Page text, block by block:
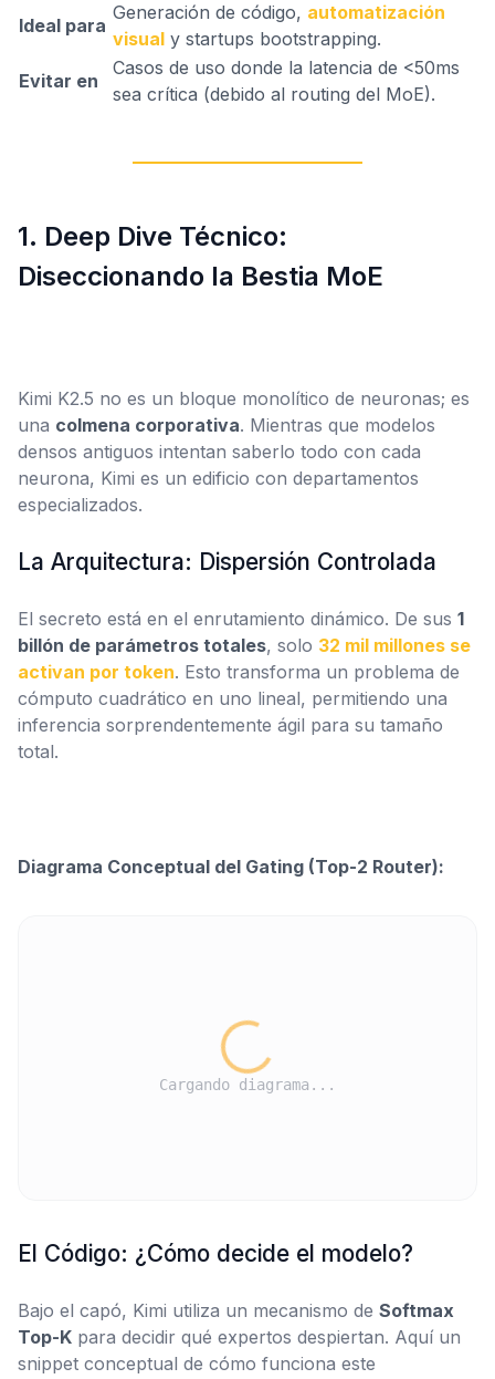
Ideal para
Generación de código, automatización
visual y startups bootstrapping.
Evitar en
Casos de uso donde la latencia de <50ms
sea crítica (debido al routing del MoE).
1. Deep Dive Técnico:
Diseccionando la Bestia MoE
Kimi K2.5 no es un bloque monolítico de neuronas; es
una colmena corporativa. Mientras que modelos
densos antiguos intentan saberlo todo con cada
neurona, Kimi es un edificio con departamentos
especializados.
La Arquitectura: Dispersión Controlada
El secreto está en el enrutamiento dinámico. De sus 1
billón de parámetros totales, solo 32 mil millones se
activan por token. Esto transforma un problema de
cómputo cuadrático en uno lineal, permitiendo una
inferencia sorprendentemente ágil para su tamaño
total.
Diagrama Conceptual del Gating (Top-2 Router):
Cargando diagrama...
El Código: ¿Cómo decide el modelo?
Bajo el capó, Kimi utiliza un mecanismo de Softmax
Top-K para decidir qué expertos despiertan. Aquí un
snippet conceptual de cómo funciona este